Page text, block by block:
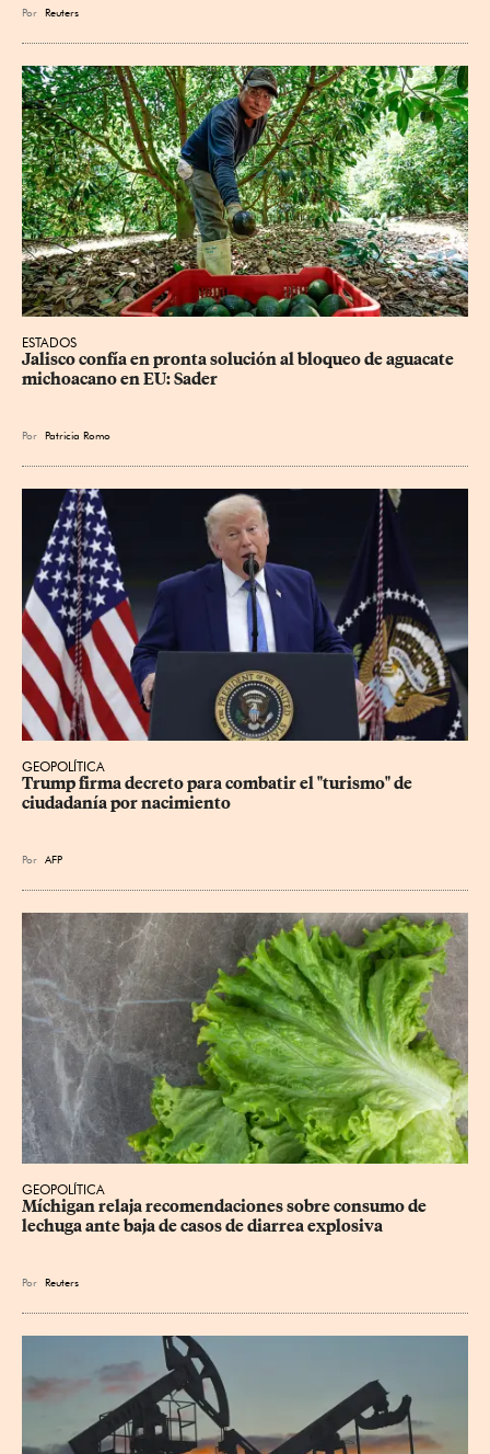
Por Reuters
ESTADOS
Jalisco confía en pronta solución al bloqueo de aguacate
michoacano en EU: Sader
Por Patricia Romo
GEOPOLÍTICA
Trump firma decreto para combatir el "turismo" de
ciudadanía por nacimiento
Por AFP
GEOPOLÍTICA
Míchigan relaja recomendaciones sobre consumo de
lechuga ante baja de casos de diarrea explosiva
Por Reuters